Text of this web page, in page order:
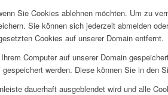
Sie Cookies ablehnen möchten. Um zu
Sie können sich jederzeit abmelden
Cookies auf unserer Domain entfernt.
Computer auf unserer Domain
werden. Diese können Sie in den
dauerhaft ausgeblendet wird und alle